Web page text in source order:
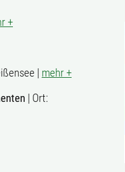
+
| mehr +
| Ort: